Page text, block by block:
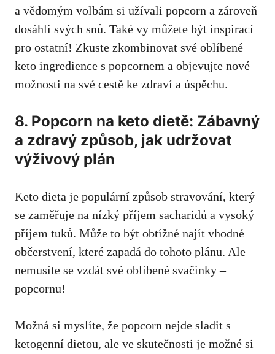
a vědomým volbám si užívali popcorn a zároveň
dosáhli svých snů. Také vy můžete ‌být ⁣inspirací
pro ⁢ostatní! Zkuste zkombinovat své oblíbené
keto ingredience ⁤s ‌popcornem a objevujte nové
možnosti na své cestě ke zdraví ⁤a úspěchu.
8. Popcorn na keto dietě: Zábavný
a zdravý způsob, jak udržovat
výživový‍ plán
Keto dieta je populární způsob stravování, který
se zaměřuje ‍na nízký příjem sacharidů a vysoký
příjem tuků. Může⁤ to být obtížné najít vhodné
občerstvení,‌ které zapadá do tohoto plánu.​ Ale
nemusíte se vzdát‍ své oblíbené ⁢svačinky –
popcornu!
Možná ‌si myslíte, že popcorn nejde ‌sladit s
ketogenní dietou, ale ve skutečnosti je možné si